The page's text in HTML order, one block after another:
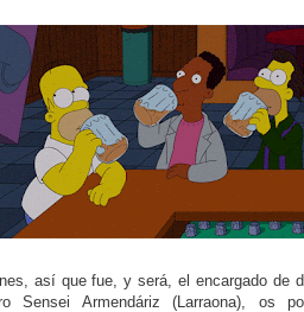
así que fue, y será, el encargado de
Sensei Armendáriz (Larraona), os